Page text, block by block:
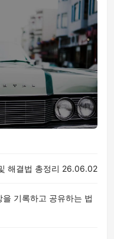
해결법 총정리 26.06.02
기록하고 공유하는 법